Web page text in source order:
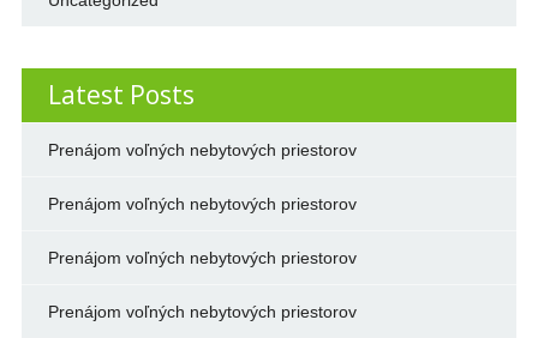
Latest Posts
Prenájom voľných nebytových priestorov
Prenájom voľných nebytových priestorov
Prenájom voľných nebytových priestorov
Prenájom voľných nebytových priestorov